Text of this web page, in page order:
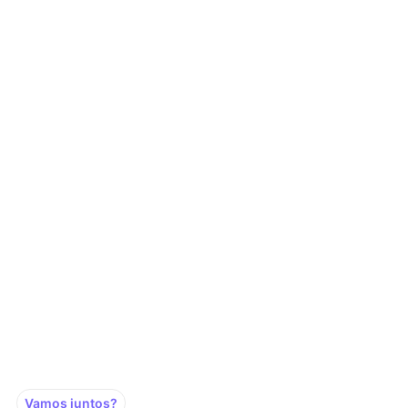
Vamos juntos?